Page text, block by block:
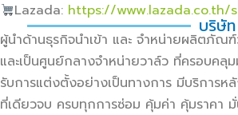
Lazada: https://www.lazada.co.th/
บริษั
ผู้นำด้านธุรกิจนำเข้า และ จำหน่ายผลิตภัณ
และเป็นศูนย์กลางจำหน่ายวาล์ว ที่ครอบคลุ
รับการแต่งตั้งอย่างเป็นทางการ มีบริการห
ที่เดียวจบ ครบทุกการซ่อม คุ้มค่า คุ้มราคา